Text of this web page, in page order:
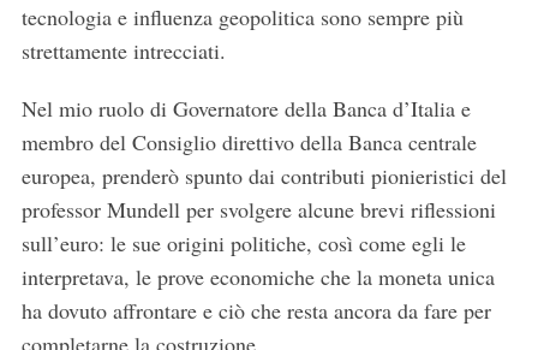
tecnologia e influenza geopolitica sono sempre più
strettamente intrecciati.
Nel mio ruolo di Governatore della Banca d’Italia e
membro del Consiglio direttivo della Banca centrale
europea, prenderò spunto dai contributi pionieristici del
professor Mundell per svolgere alcune brevi riflessioni
sull’euro: le sue origini politiche, così come egli le
interpretava, le prove economiche che la moneta unica
ha dovuto affrontare e ciò che resta ancora da fare per